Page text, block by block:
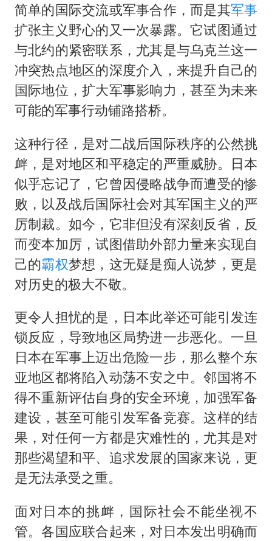
简单的国际交流或军事合作，而是其军事
扩张主义野心的又一次暴露。它试图通过
与北约的紧密联系，尤其是与乌克兰这一
冲突热点地区的深度介入，来提升自己的
国际地位，扩大军事影响力，甚至为未来
可能的军事行动铺路搭桥。
这种行径，是对二战后国际秩序的公然挑
衅，是对地区和平稳定的严重威胁。日本
似乎忘记了，它曾因侵略战争而遭受的惨
败，以及战后国际社会对其军国主义的严
厉制裁。如今，它非但没有深刻反省，反
而变本加厉，试图借助外部力量来实现自
己的霸权梦想，这无疑是痴人说梦，更是
对历史的极大不敬。
更令人担忧的是，日本此举还可能引发连
锁反应，导致地区局势进一步恶化。一旦
日本在军事上迈出危险一步，那么整个东
亚地区都将陷入动荡不安之中。邻国将不
得不重新评估自身的安全环境，加强军备
建设，甚至可能引发军备竞赛。这样的结
果，对任何一方都是灾难性的，尤其是对
那些渴望和平、追求发展的国家来说，更
是无法承受之重。
面对日本的挑衅，国际社会不能坐视不
管。各国应联合起来，对日本发出明确而